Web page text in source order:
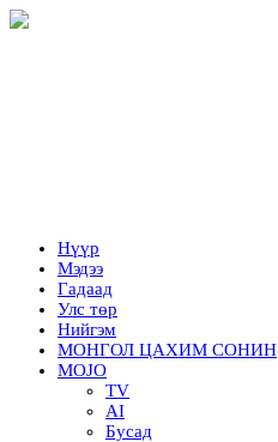
Нүүр
Мэдээ
Гадаад
Улс төр
Нийгэм
МОНГОЛ ЦАХИМ СОНИН
MOJO
TV
AI
Бусад